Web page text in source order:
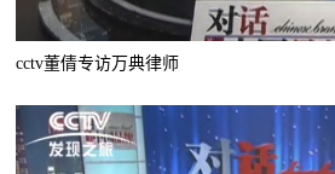
cctv董倩专访万典律师